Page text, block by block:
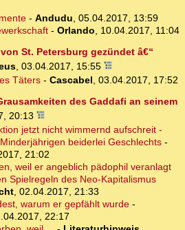
- Andudu, 05.04.2017, 13:59
- Orlando, 10.04.2017, 11:04
St. Petersburg gezündet â€“
, 03.04.2017, 15:55
Täters- Cascabel, 03.04.2017, 17:52
des Gaddafi an seinem
20:13
jetzt nicht wimmernd aufschreit -
beiderlei Geschlechts -
21:02
weil er angeblich pädophil veranlagt
Spielregeln des Neo-Kapitalismus
, 02.04.2017, 21:33
warum er gepfählt wurde-
22:17